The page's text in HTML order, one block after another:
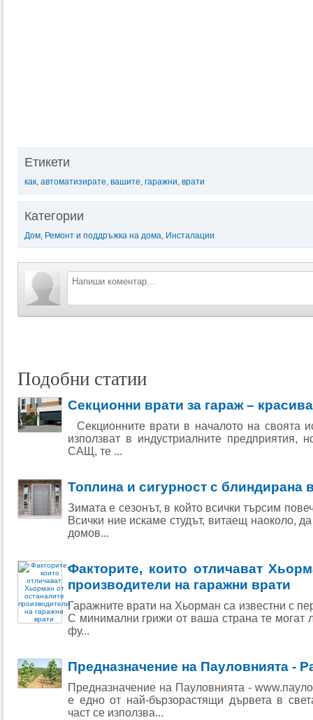
Етикети
как, автоматизирате, вашите, гаражни, врати
Категории
Дом, Ремонт и поддръжка на дома, Инсталации
Подобни статии
Секционни врати за гараж –
Секционните врати в началото на своята
използват в индустриалните предприятия,
САЩ, те ...
Топлина и сигурност с блиндирана
Зимата е сезонът, в който всички търсим
Всички ние искаме студът, витаещ наоколо,
домов...
Факторите, които отличават
производители на гаражни врати
Гаражните врати на Хьорман са известни с
С минимални грижи от ваша страна те могат
фу...
Предназначение на Пауловнията -
Предназначение на Пауловнията -
е едно от най-бързорастящи дървета в
част се използва...